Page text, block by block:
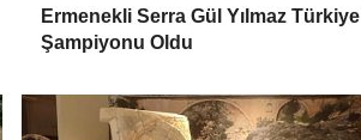
Ermenekli Serra Gül Yılmaz Türkiye
Şampiyonu Oldu